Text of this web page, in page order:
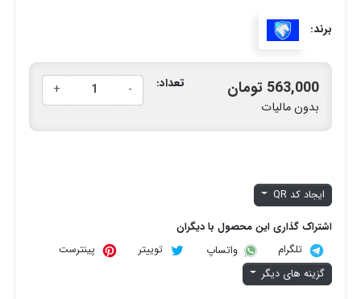
برند:
563,000 تومان
بدون مالیات
تعداد: -
+
ایجاد کد QR
اشتراک گذاری این محصول با دیگران
تلگرام
واتساپ توییتر
پینترست
گزینه های دیگر